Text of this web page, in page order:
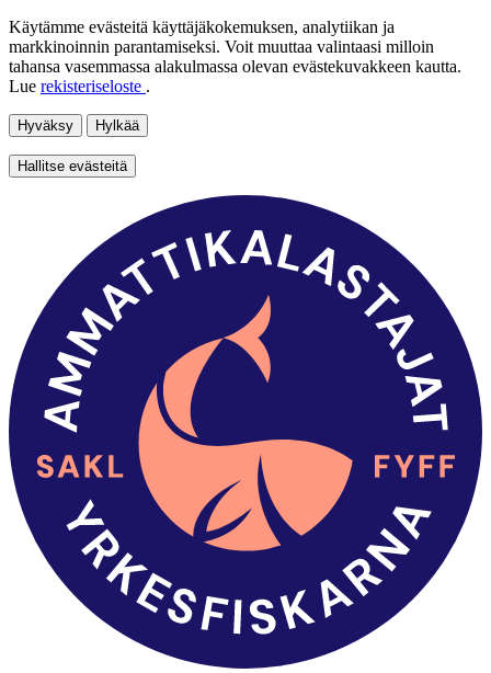
Käytämme evästeitä käyttäjäkokemuksen, analytiikan ja
markkinoinnin parantamiseksi. Voit muuttaa valintaasi milloin
tahansa vasemmassa alakulmassa olevan evästekuvakkeen kautta.
Lue rekisteriseloste .
Hyväksy Hylkää
Hallitse evästeitä